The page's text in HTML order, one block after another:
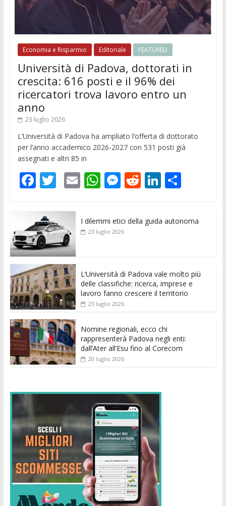
Economia e Risparmio Editoriale FEATURED
Università di Padova, dottorati in
crescita: 616 posti e il 96% dei
ricercatori trova lavoro entro un
anno
23 luglio 2026
L’Università di Padova ha ampliato l’offerta di dottorato
per l’anno accademico 2026-2027 con 531 posti già
assegnati e altri 85 in
F
e
b
o
o
k
T
itt
er
E
ai
l
W
s
p
M
ss
e
er
R
di
Li
e
C
di
I dilemmi etici della guida autonoma
23 luglio 2026
L’Università di Padova vale molto più
delle classifiche: ricerca, imprese e
lavoro fanno crescere il territorio
23 luglio 2026
Nomine regionali, ecco chi
rappresenterà Padova negli enti:
dall’Ater all’Esu fino al Corecom
20 luglio 2026